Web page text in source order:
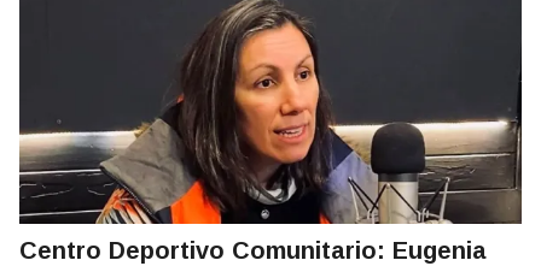
Centro Deportivo Comunitario: Eugenia